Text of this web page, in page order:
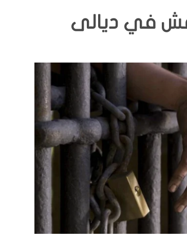
في ديالى